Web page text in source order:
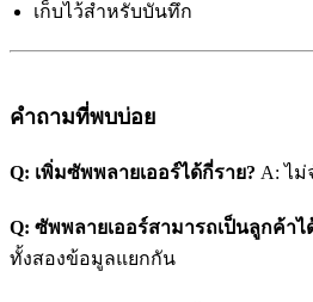
เก็บไว้สำหรับบันทึก
คำถามที่พบบ่อย
Q: เพิ่มซัพพลายเออร์ได้กี่ราย? A: ไ
Q: ซัพพลายเออร์สามารถเป็นลูกค้าไ
ทั้งสองข้อมูลแยกกัน